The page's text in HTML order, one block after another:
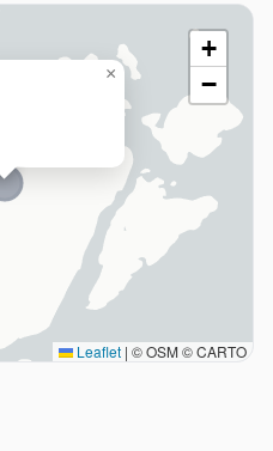
×
+
−
Leaflet | © OSM © CARTO